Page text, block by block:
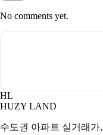
No comments yet.
HL
HUZY LAND
수도권 아파트 실거래